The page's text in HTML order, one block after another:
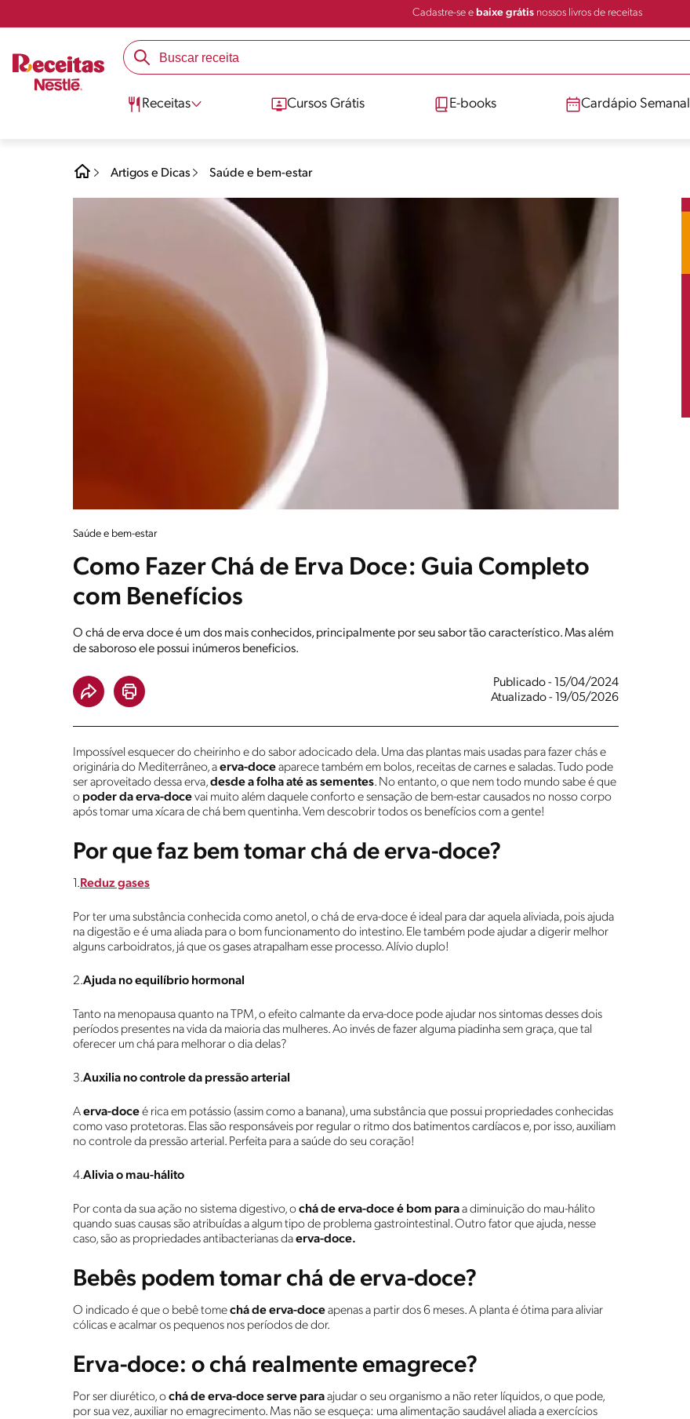
Cadastre-se e baixe grátisnossos livros de receitas
Receitas Cursos Grátis E-books Cardápio Semanal
Artigos e Dicas Saúde e bem-estar
Saúde e bem-estar
Como Fazer Chá de Erva Doce: Guia Completo
com Benefícios
O chá de erva doce é um dos mais conhecidos, principalmente por seu sabor tão característico. Mas além
de saboroso ele possui inúmeros beneficios.
Publicado - 15/04/2024
Atualizado - 19/05/2026
Impossível esquecer do cheirinho e do sabor adocicado dela. Uma das plantas mais usadas para fazer chás e
originária do Mediterrâneo, aerva-doceaparece também em bolos, receitas de carnes e saladas. Tudo pode
ser aproveitado dessa erva,desde a folha até as sementes. No entanto, o que nem todo mundo sabe é que
o poder da erva-docevai muito além daquele conforto e sensação de bem-estar causados no nosso corpo
após tomar uma xícara de chá bem quentinha. Vem descobrir todos os benefícios com a gente!
Por que faz bem tomar chá de erva-doce?
1. Reduz gases
Por ter uma substância conhecida como anetol, o chá de erva-doce é ideal para dar aquela aliviada, pois ajuda
na digestão e é uma aliada para o bom funcionamento do intestino. Ele também pode ajudar a digerir melhor
alguns carboidratos, já que os gases atrapalham esse processo. Alívio duplo!
2.Ajuda no equilíbrio hormonal
Tanto na menopausa quanto na TPM, o efeito calmante da erva-doce pode ajudar nos sintomas desses dois
períodos presentes na vida da maioria das mulheres. Ao invés de fazer alguma piadinha sem graça, que tal
oferecer um chá para melhorar o dia delas?
3.Auxilia nocontrole da pressão arterial
Aerva-doceé rica em potássio (assim como a banana), uma substância que possui propriedades conhecidas
como vaso protetoras. Elas são responsáveis por regular o ritmo dos batimentos cardíacos e, por isso, auxiliam
no controle da pressão arterial. Perfeita para a saúde do seu coração!
4.Alivia o mau-hálito
Por conta da sua ação no sistema digestivo, ochá de erva-doce é bom paraa diminuição do mau-hálito
quando suas causas são atribuídas a algum tipo de problema gastrointestinal. Outro fator que ajuda, nesse
caso, são as propriedades antibacterianas daerva-doce.
Bebês podem tomar chá de erva-doce?
O indicado é que o bebê tomechá de erva-doceapenas a partir dos 6 meses. A planta é ótima para aliviar
cólicas e acalmar os pequenos nos períodos de dor.
Erva-doce: o chá realmente emagrece?
Por ser diurético, ochá de erva-doce serve paraajudar o seu organismo a não reter líquidos, o que pode,
por sua vez, auxiliar no emagrecimento. Mas não se esqueça: uma alimentação saudável aliada a exercícios